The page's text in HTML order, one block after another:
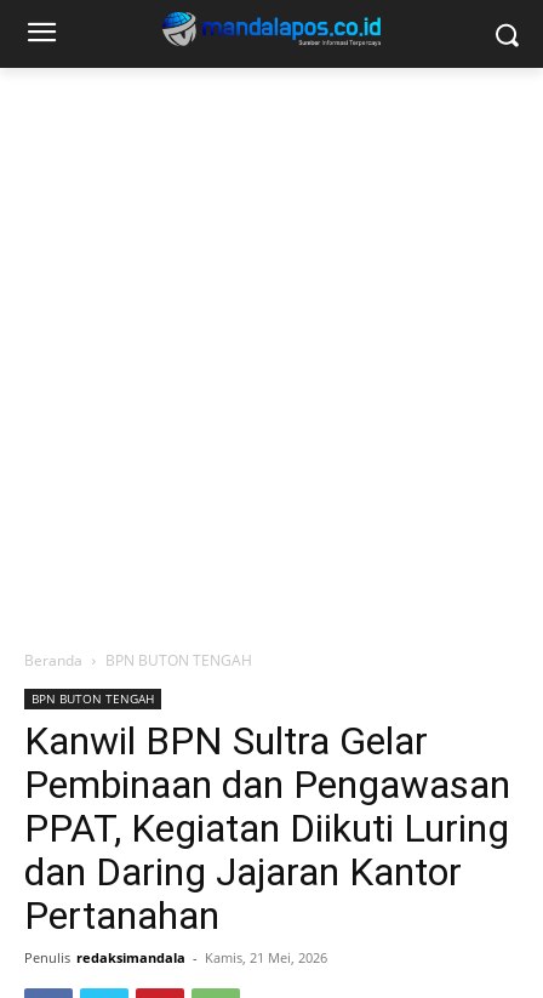
Beranda BPN BUTON TENGAH
BPN BUTON TENGAH
Kanwil BPN Sultra Gelar
Pembinaan dan Pengawasan
PPAT, Kegiatan Diikuti Luring
dan Daring Jajaran Kantor
Pertanahan
Penulis redaksimandala - Kamis, 21 Mei, 2026